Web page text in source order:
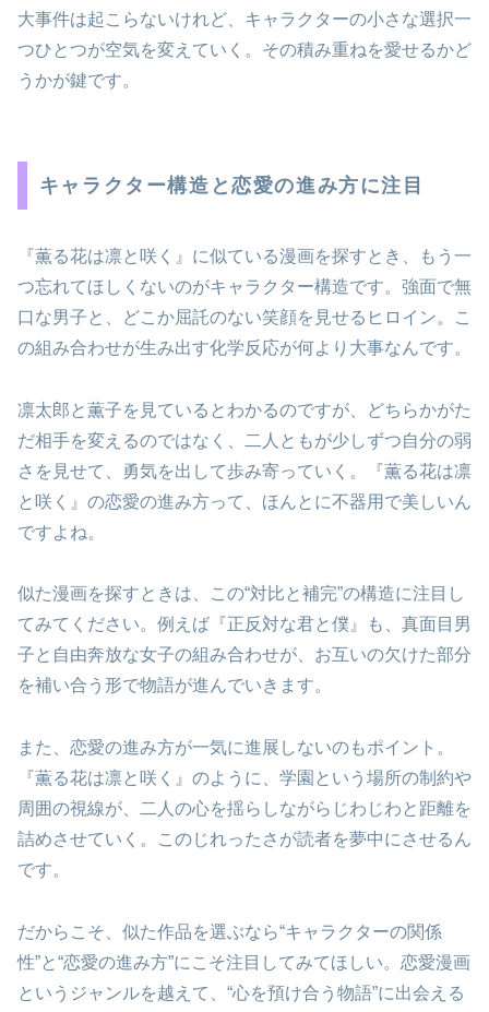
大事件は起こらないけれど、キャラクターの小さな選択一
つひとつが空気を変えていく。その積み重ねを愛せるかど
うかが鍵です。
キャラクター構造と恋愛の進み方に注目
『薫る花は凛と咲く』に似ている漫画を探すとき、もう一
つ忘れてほしくないのがキャラクター構造です。強面で無
口な男子と、どこか屈託のない笑顔を見せるヒロイン。こ
の組み合わせが生み出す化学反応が何より大事なんです。
凛太郎と薫子を見ているとわかるのですが、どちらかがた
だ相手を変えるのではなく、二人ともが少しずつ自分の弱
さを見せて、勇気を出して歩み寄っていく。『薫る花は凛
と咲く』の恋愛の進み方って、ほんとに不器用で美しいん
ですよね。
似た漫画を探すときは、この“対比と補完”の構造に注目し
てみてください。例えば『正反対な君と僕』も、真面目男
子と自由奔放な女子の組み合わせが、お互いの欠けた部分
を補い合う形で物語が進んでいきます。
また、恋愛の進み方が一気に進展しないのもポイント。
『薫る花は凛と咲く』のように、学園という場所の制約や
周囲の視線が、二人の心を揺らしながらじわじわと距離を
詰めさせていく。このじれったさが読者を夢中にさせるん
です。
だからこそ、似た作品を選ぶなら“キャラクターの関係
性”と“恋愛の進み方”にこそ注目してみてほしい。恋愛漫画
というジャンルを越えて、“心を預け合う物語”に出会える